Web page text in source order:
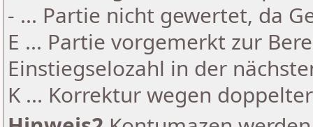
- ... Partie nicht gewertet, da
E ... Partie vorgemerkt zur
Einstiegselozahl in der
K ... Korrektur wegen